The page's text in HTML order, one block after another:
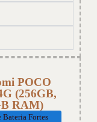
POCO
(256GB,
RAM)
Bateria Fortes